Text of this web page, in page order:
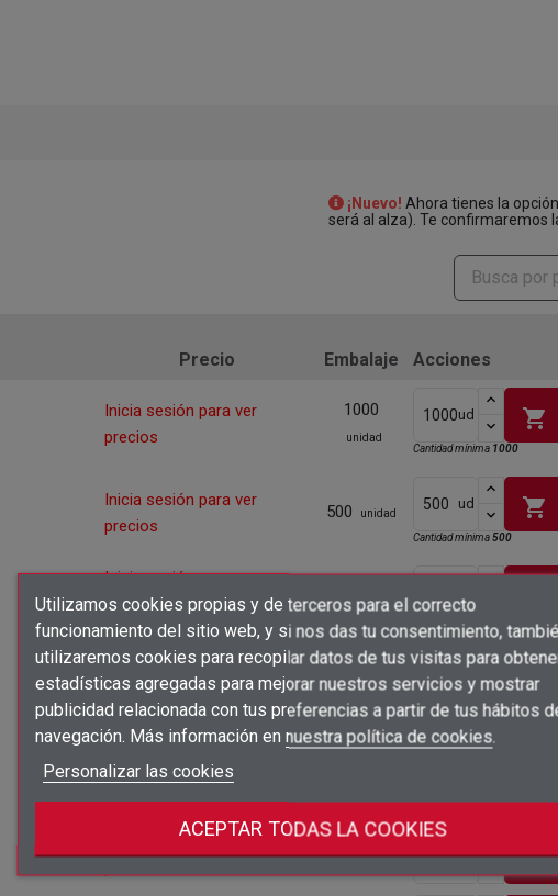
Añadir a la lista de deseos×
add_circle_outline
Crear lista de deseos ×
Nombre de la lista de deseos
Cancelar Crear lista de deseos
Iniciar sesión ×
Debe iniciar sesión para guardar productos en su lista de deseos.
Utilizamos cookies propias y de terceros para el correcto
funcionamiento del sitio web, y si nos das tu consentimiento,
utilizaremos cookies para recopilar datos de tus visitas para
estadísticas agregadas para mejorar nuestros servicios y mostrar
publicidad relacionada con tus preferencias a partir de tus hábitos
navegación. Más información en nuestra política de cookies.
Personalizar las cookies
ACEPTAR TODAS LA COOKIES
¡Nuevo! Ahora tienes la
será al alza). Te confirmaremos
Precio Embalaje Acciones
Inicia sesión para ver
precios
1000
unidad
ud shopping_cart
Cantidad mínima 1000
Inicia sesión para ver
precios
500 unidad
ud shopping_cart
Cantidad mínima500
Inicia sesión para ver
precios
Inicia sesión para ver
200 unidad ud shopping_cart
Inicia sesión para ver
precios
200 unidad
Inicia sesión para ver
precios
Inicia sesión para ver
100 unidad ud shopping_cart